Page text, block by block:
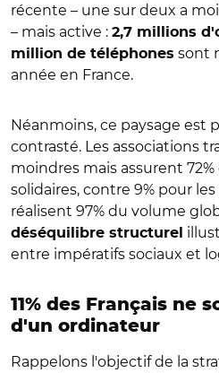
récente – une sur deux a
– mais active : 2,7 millions
million de téléphones sont
année en France.
Néanmoins, ce paysage est
contrasté. Les associations
moindres mais assurent
solidaires, contre 9% pour
réalisent 97% du volume
déséquilibre structurel
entre impératifs sociaux et
11% des Français ne
d'un ordinateur
Rappelons l'objectif de la